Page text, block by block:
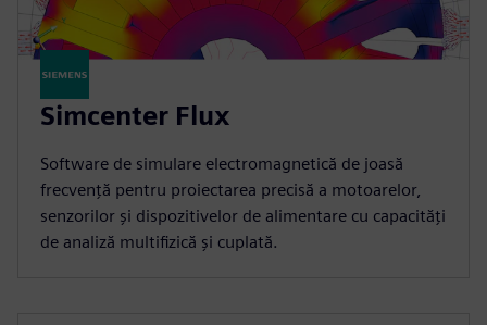
Simcenter Flux
Software de simulare electromagnetică de joasă
frecvență pentru proiectarea precisă a motoarelor,
senzorilor și dispozitivelor de alimentare cu capacități
de analiză multifizică și cuplată.